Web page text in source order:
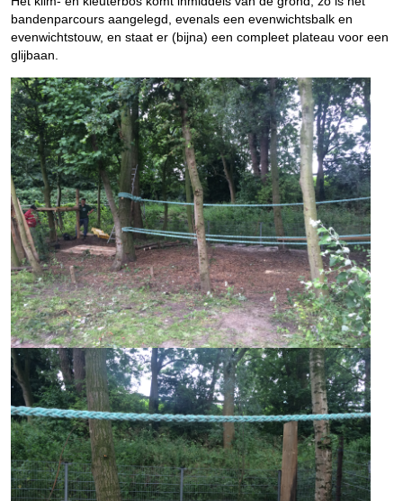
bandenparcours aangelegd, evenals een evenwichtsbalk en
evenwichtstouw, en staat er (bijna) een compleet plateau voor een
glijbaan.